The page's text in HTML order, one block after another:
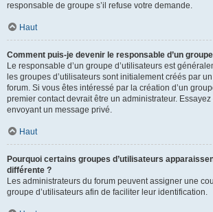
responsable de groupe s’il refuse votre demande.
Haut
Comment puis-je devenir le responsable d’un
Le responsable d’un groupe d’utilisateurs est
les groupes d’utilisateurs sont initialement créés par
forum. Si vous êtes intéressé par la création d’un
premier contact devrait être un administrateur.
envoyant un message privé.
Haut
Pourquoi certains groupes d’utilisateurs
différente ?
Les administrateurs du forum peuvent assigner une
groupe d’utilisateurs afin de faciliter leur identification.